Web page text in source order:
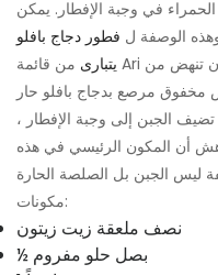
في وجبة الإفطار. يمكن
الوصفة ل فطور دجاج بافلو
يتبارى من قائمة Ari ستجعل فمك يسيل بشكل خاص قبل أن تنهض من
مخفوق مرصع بدجاج بافلو حار
الجبن إلى وجبة الإفطار ،
أن المكون الرئيسي في هذه
مكونات:
نصف ملعقة زيت زيتون
½ بصل حلو مفروم